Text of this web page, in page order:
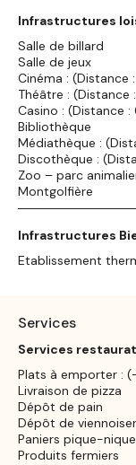
Infrastructures
Salle de billard
Salle de jeux
Cinéma : (Distance
Théâtre : (Distance
Casino : (Distance :
Bibliothèque
Médiathèque :
Discothèque :
Zoo – parc
Montgolfière
Infrastructures
Etablissement
Services
Services
Plats à emporter :
Livraison de pizza
Dépôt de pain
Dépôt de
Paniers pique-nique
Produits fermiers